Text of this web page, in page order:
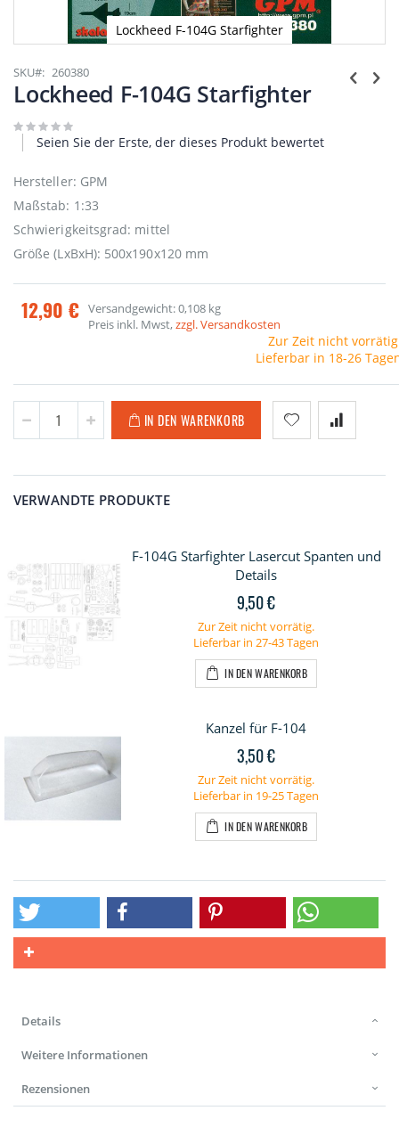
Lockheed F-104G Starfighter
Anfang
der
Bildgalerie
SKU 260380
Lockheed F-104G Starfighter
Seien Sie der Erste, der dieses Produkt bewertet
Hersteller: GPM
Maßstab: 1:33
Schwierigkeitsgrad: mittel
Größe (LxBxH): 500x190x120 mm
12,90 € Versandgewicht: 0,108 kg
Preis inkl. Mwst,zzgl. Versandkosten
Zur Zeit nicht
Lieferbar in 18-26
IN DEN WARENKORB
VERWANDTE PRODUKTE
F-104G Starfighter Lasercut Spanten und
Details
9,50 €
Zur Zeit nicht vorrätig.
Lieferbar in 27-43 Tagen
IN DEN WARENKORB
Kanzel für F-104
3,50 €
Zur Zeit nicht vorrätig.
Lieferbar in 19-25 Tagen
IN DEN WARENKORB
Details
Weitere Informationen
Rezensionen